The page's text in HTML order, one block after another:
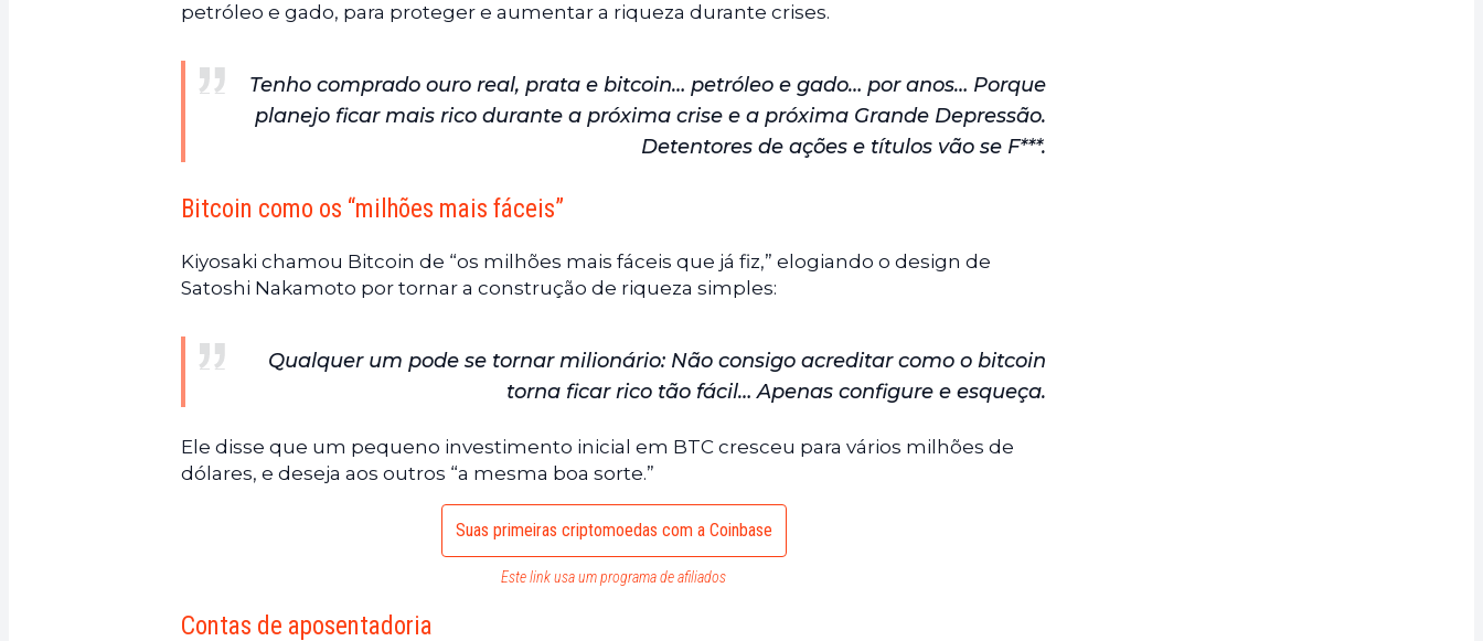
petróleo e gado, para proteger e aumentar a riqueza durante crises.
Tenho comprado ouro real, prata e bitcoin… petróleo e gado… por anos… Porque
planejo ficar mais rico durante a próxima crise e a próxima Grande Depressão.
Detentores de ações e títulos vão se F***.
Bitcoin como os “milhões mais fáceis”
Kiyosaki chamou Bitcoin de “os milhões mais fáceis que já fiz,” elogiando o design de
Satoshi Nakamoto por tornar a construção de riqueza simples:
Qualquer um pode se tornar milionário: Não consigo acreditar como o bitcoin
torna ficar rico tão fácil… Apenas configure e esqueça.
Ele disse que um pequeno investimento inicial em BTC cresceu para vários milhões de
dólares, e deseja aos outros “a mesma boa sorte.”
Suas primeiras criptomoedas com a Coinbase
Este link usa um programa de afiliados
Contas de aposentadoria